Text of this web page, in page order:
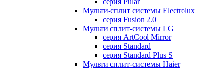
серия Pular
Мульти-сплит системы Electrolux
серия Fusion 2.0
Мульти сплит-системы LG
серия ArtCool Mirror
серия Standard
серия Standard Plus S
Мульти сплит-системы Haier